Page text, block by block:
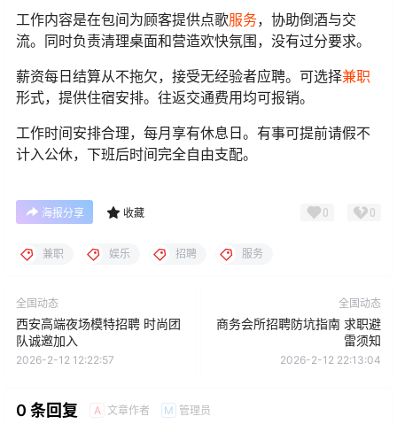
工作内容是在包间为顾客提供点歌服务，协助倒酒与交
流。同时负责清理桌面和营造欢快氛围，没有过分要求。
薪资每日结算从不拖欠，接受无经验者应聘。可选择兼职
形式，提供住宿安排。往返交通费用均可报销。
工作时间安排合理，每月享有休息日。有事可提前请假不
计入公休，下班后时间完全自由支配。
海报分享 收藏 0 0
兼职 娱乐 招聘 服务
全国动态
西安高端夜场模特招聘 时尚团
队诚邀加入
2026-2-12 12:22:57
全国动态
商务会所招聘防坑指南 求职避
雷须知
2026-2-12 22:13:04
0 条回复 A 文章作者 M 管理员